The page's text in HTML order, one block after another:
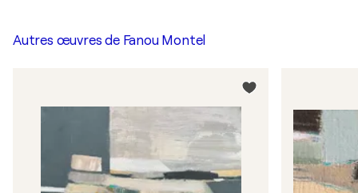
Autres œuvres de Fanou Montel